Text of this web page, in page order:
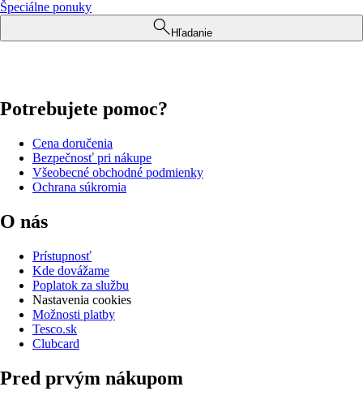
Špeciálne ponuky
Hľadanie
Potrebujete pomoc?
Cena doručenia
Bezpečnosť pri nákupe
Všeobecné obchodné podmienky
Ochrana súkromia
O nás
Prístupnosť
Kde dovážame
Poplatok za službu
Nastavenia cookies
Možnosti platby
Tesco.sk
Clubcard
Pred prvým nákupom